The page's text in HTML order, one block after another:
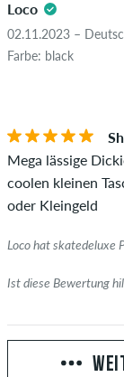
Loco
02.11.2023 –
Farbe: black
Mega lässige
coolen kleinen
oder Kleingeld
Loco hat skatedeluxe
Ist diese Bewertung